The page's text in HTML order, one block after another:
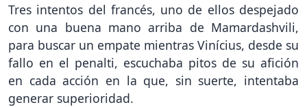
Tres intentos del francés, uno de ellos despejado
con una buena mano arriba de Mamardashvili,
para buscar un empate mientras Vinícius, desde su
fallo en el penalti, escuchaba pitos de su afición
en cada acción en la que, sin suerte, intentaba
generar superioridad.